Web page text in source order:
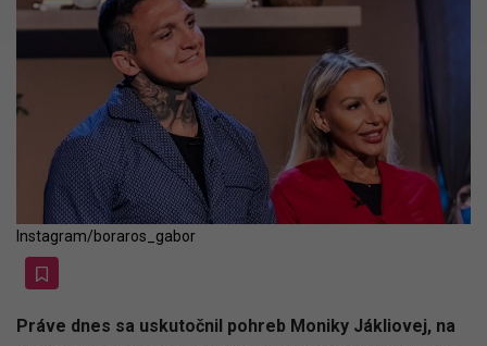
Instagram/boraros_gabor
Práve dnes sa uskutočnil pohreb Moniky Jákliovej, na